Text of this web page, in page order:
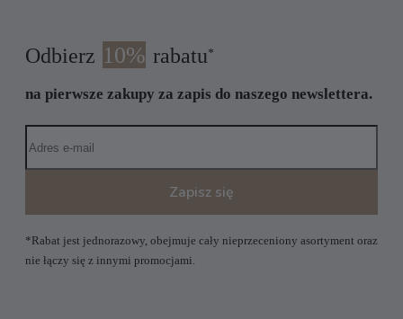
Odbierz 10% rabatu *
na pierwsze zakupy za zapis do naszego newslettera.
Zapisz się
*Rabat jest jednorazowy, obejmuje cały nieprzeceniony asortyment oraz
nie łączy się z innymi promocjami.